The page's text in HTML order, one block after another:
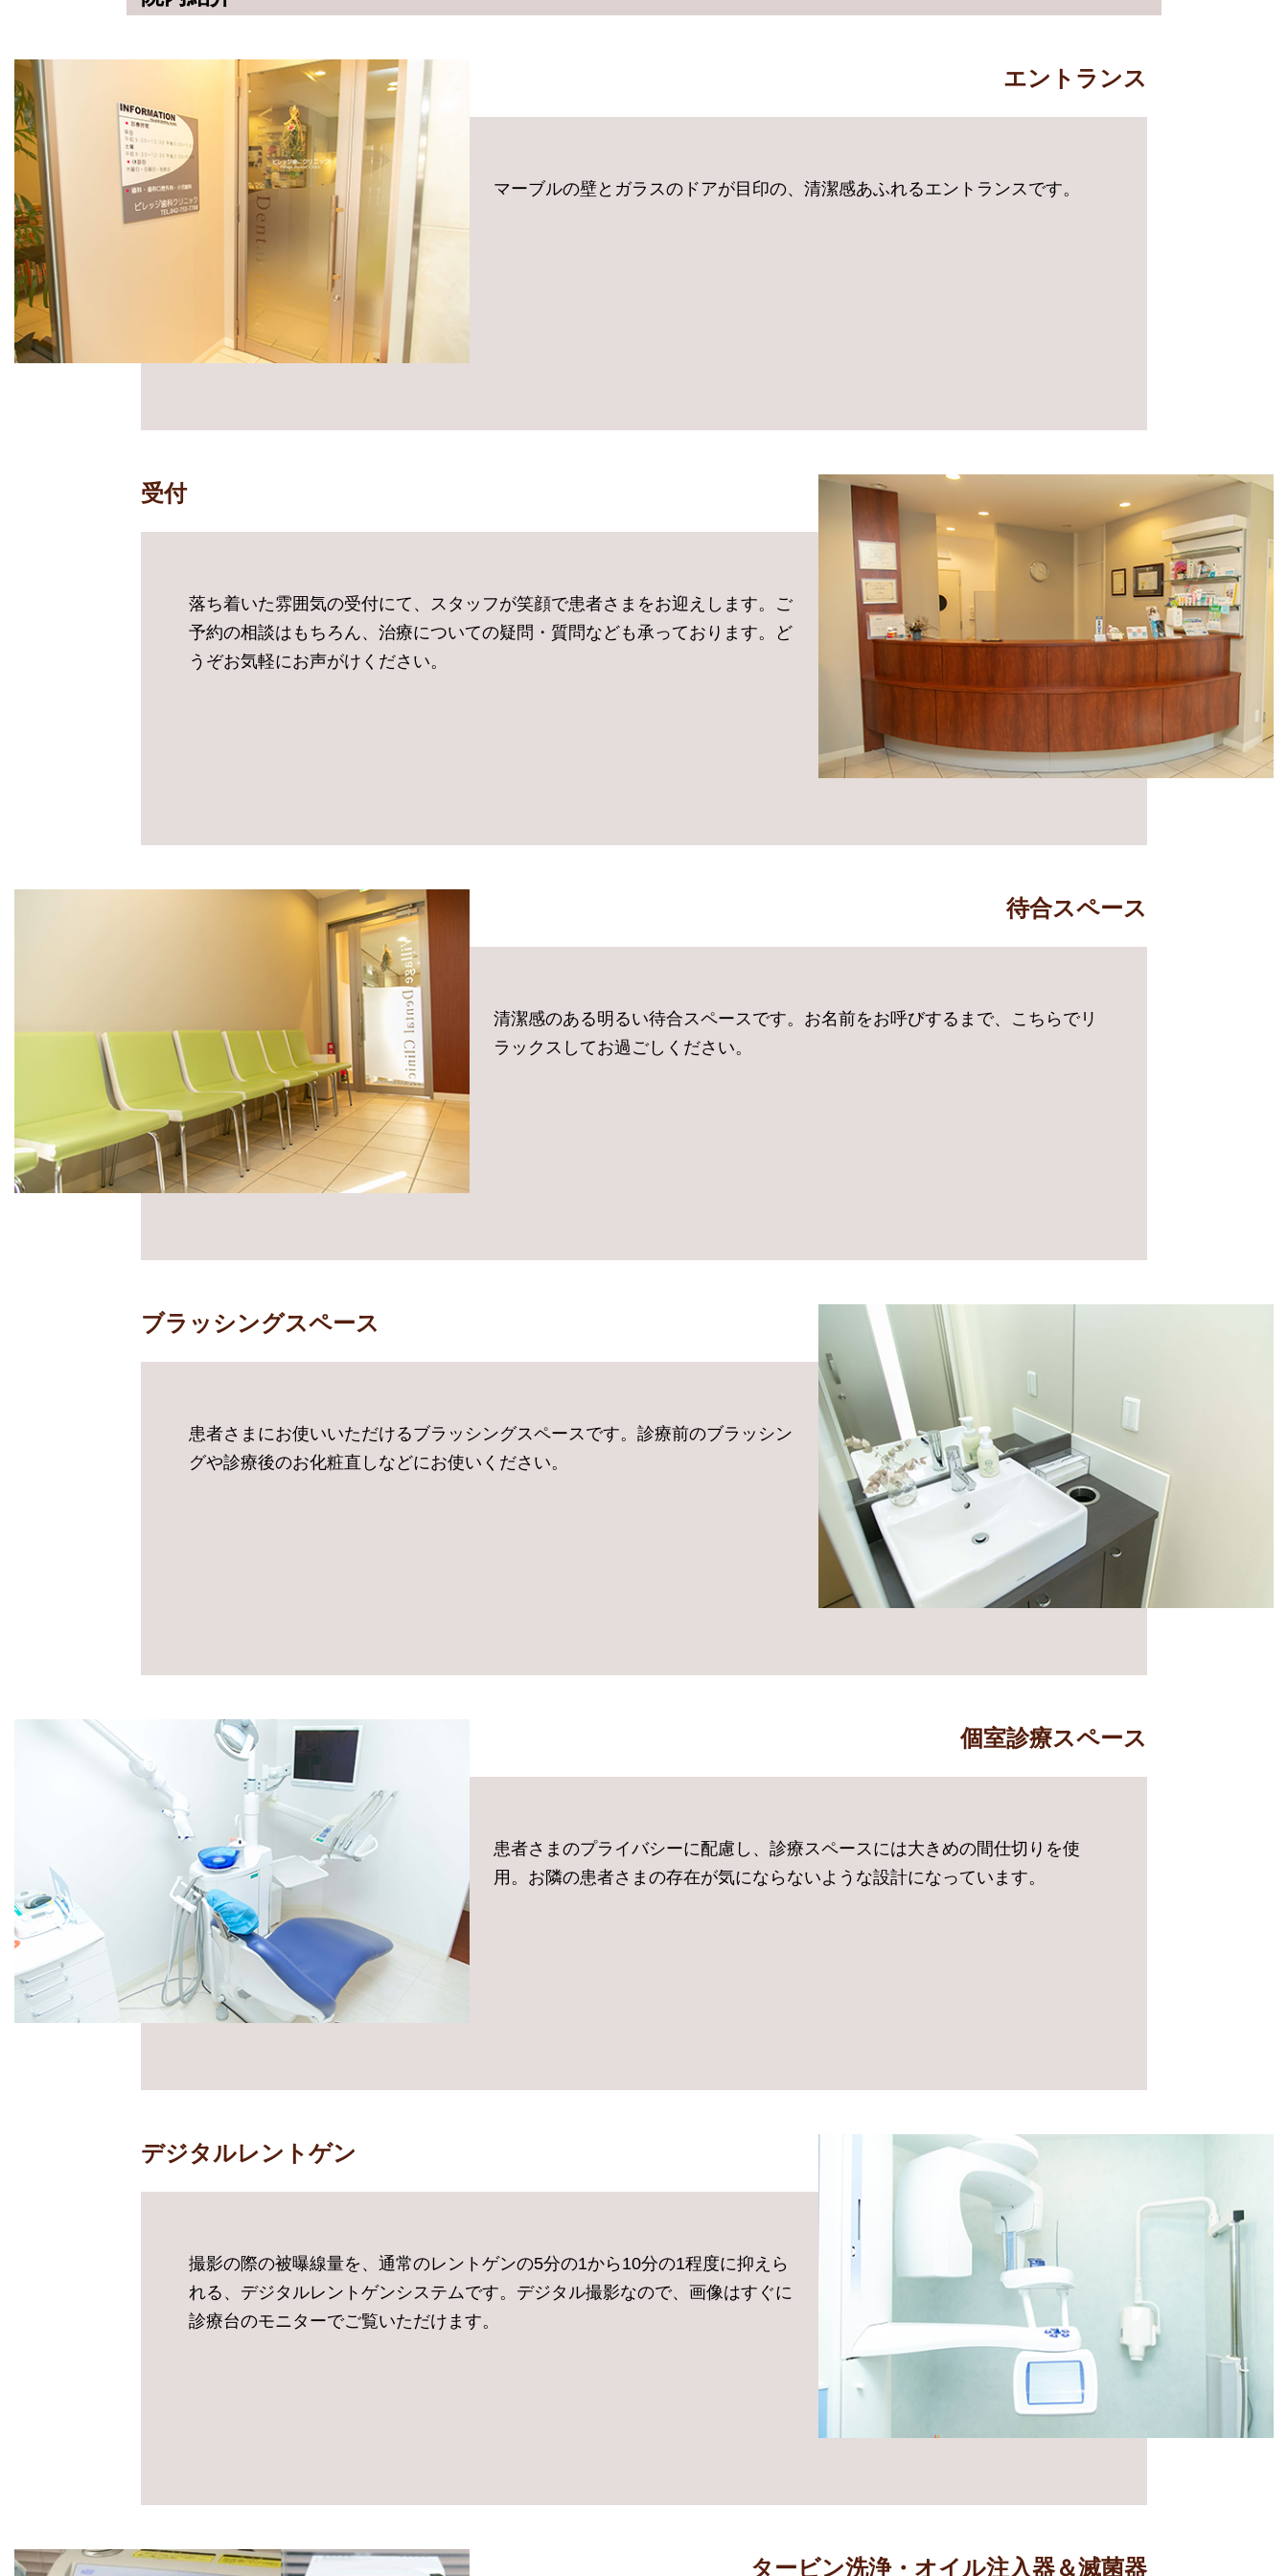
エントランス
マーブルの壁とガラスのドアが目印の、清潔感あふれるエントランスです。
受付
落ち着いた雰囲気の受付にて、スタッフが笑顔で患者さまをお迎えします。ご
予約の相談はもちろん、治療についての疑問・質問なども承っております。ど
うぞお気軽にお声がけください。
待合スペース
清潔感のある明るい待合スペースです。お名前をお呼びするまで、こちらでリ
ラックスしてお過ごしください。
ブラッシングスペース
患者さまにお使いいただけるブラッシングスペースです。診療前のブラッシン
グや診療後のお化粧直しなどにお使いください。
個室診療スペース
患者さまのプライバシーに配慮し、診療スペースには大きめの間仕切りを使
用。お隣の患者さまの存在が気にならないような設計になっています。
デジタルレントゲン
撮影の際の被曝線量を、通常のレントゲンの5分の1から10分の1程度に抑えら
れる、デジタルレントゲンシステムです。デジタル撮影なので、画像はすぐに
診療台のモニターでご覧いただけます。
タービン洗浄・オイル注入器＆滅菌器